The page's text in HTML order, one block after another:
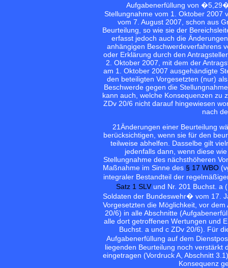
Aufgabenerfüllung von
Stellungnahme vom 1. Oktober 2007
vom 7. August 2007, schon aus
Beurteilung, so wie sie der
erfasst jedoch auch die
anhängigen Beschwerdeverfahrens
oder Erklärung durch den
2. Oktober 2007, mit dem der
am 1. Oktober 2007 ausgehändigte
den beteiligten Vorgesetzten (nur)
Beschwerde gegen die
kann auch, welche Konsequenzen zu
ZDv 20/6 nicht darauf hingewiesen
nach
21Änderungen einer Beurteilung
berücksichtigen, wenn sie für den
teilweise abhelfen. Dasselbe gilt
jedenfalls dann, wenn diese
Stellungnahme des nächsthöheren
Maßnahme im Sinne des § 17 WBO
integraler Bestandteil der
Satz 1 SLVund Nr. 201 Buchst. a
Soldaten der Bundeswehr� vom 17.
Vorgesetzten die Möglichkeit, vor
20/6) in alle Abschnitte
alle dort getroffenen Wertungen und
Buchst. a und c ZDv 20/6). Für
Aufgabenerfüllung auf dem
liegenden Beurteilung noch verstärkt
eingetragen (Vordruck A, Abschnitt
Konsequenz